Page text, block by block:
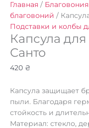
Главная / Благовония
благовоний /
Подставки и колбы
Капсула
Санто
420 ₴
Капсула защищает
пыли. Благодаря
стойкость и
Материал: стекло,